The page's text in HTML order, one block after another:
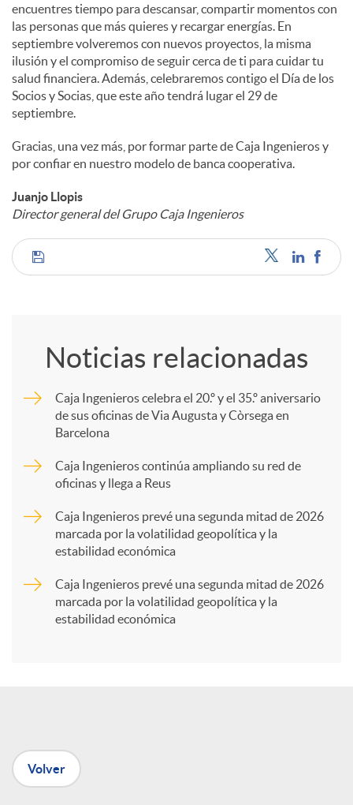
encuentres tiempo para descansar, compartir momentos con
las personas que más quieres y recargar energías. En
septiembre volveremos con nuevos proyectos, la misma
ilusión y el compromiso de seguir cerca de ti para cuidar tu
salud financiera. Además, celebraremos contigo el Día de los
Socios y Socias, que este año tendrá lugar el 29 de
septiembre.
Gracias, una vez más, por formar parte de Caja Ingenieros y
por confiar en nuestro modelo de banca cooperativa.
Juanjo Llopis
Director general del Grupo Caja Ingenieros
C
t
n
Noticias relacionadas
Caja Ingenieros celebra el 20.º y el 35.º aniversario
de sus oficinas de Via Augusta y Còrsega en
Barcelona
Caja Ingenieros continúa ampliando su red de
oficinas y llega a Reus
Caja Ingenieros prevé una segunda mitad de 2026
marcada por la volatilidad geopolítica y la
estabilidad económica
Caja Ingenieros prevé una segunda mitad de 2026
marcada por la volatilidad geopolítica y la
estabilidad económica
Volver